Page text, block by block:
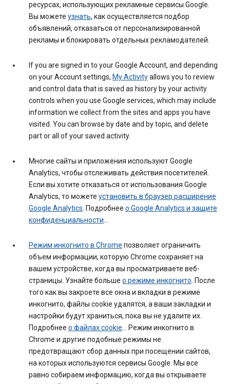
ресурсах, использующих рекламные сервисы Google.
Вы можете узнать, как осуществляется подбор
объявлений, отказаться от персонализированной
рекламы и блокировать отдельных рекламодателей.
If you are signed in to your Google Account, and depending
on your Account settings, My Activityallows you to review
and control data that is saved as history by your activity
controls when you use Google services, which may include
information we collect from the sites and apps you have
visited. You can browse by date and by topic, and delete
part or all of your saved activity.
Многие сайты и приложения используют Google
Analytics, чтобы отслеживать действия посетителей.
Если вы хотите отказаться от использования Google
Analytics, то можете установить в браузер расширение
Google Analytics. Подробнее о Google Analytics и защите
конфиденциальности…
Режим инкогнито в Chrome позволяет ограничить
объем информации, которую Chrome сохраняет на
вашем устройстве, когда вы просматриваете веб-
страницы. Узнайте больше о режиме инкогнито. После
того как вы закроете все окна и вкладки в режиме
инкогнито, файлы cookie удалятся, а ваши закладки и
настройки будут храниться, пока вы не удалите их.
Подробнее о файлах cookie… Режим инкогнито в
Chrome и другие подобные режимы не
предотвращают сбор данных при посещении сайтов,
на которых используются сервисы Google. Мы все
равно собираем информацию, когда вы открываете